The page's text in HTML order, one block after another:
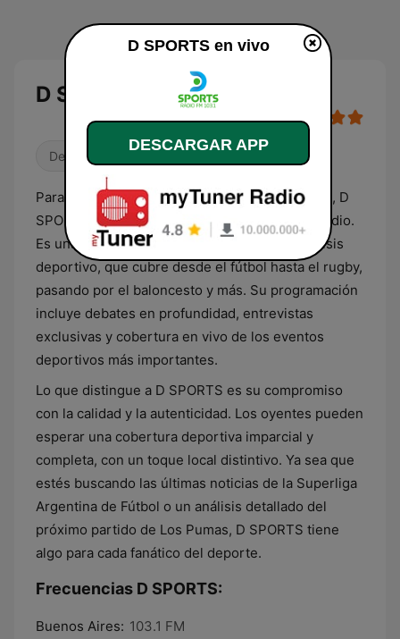
D SPORTS en vivo
Deportes
Para los apasionados del deporte en Argentina, D
SPORTS es más que una simple estación de radio.
Es una fuente confiable de información y análisis
deportivo, que cubre desde el fútbol hasta el rugby,
pasando por el baloncesto y más. Su programación
incluye debates en profundidad, entrevistas
exclusivas y cobertura en vivo de los eventos
deportivos más importantes.
Lo que distingue a D SPORTS es su compromiso
con la calidad y la autenticidad. Los oyentes pueden
esperar una cobertura deportiva imparcial y
completa, con un toque local distintivo. Ya sea que
estés buscando las últimas noticias de la Superliga
Argentina de Fútbol o un análisis detallado del
próximo partido de Los Pumas, D SPORTS tiene
algo para cada fanático del deporte.
Frecuencias D SPORTS:
Buenos Aires: 103.1 FM
D SPORTS en vivo
DESCARGAR APP